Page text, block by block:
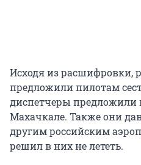
Исходя из расшифровки,
предложили пилотам
диспетчеры предложили
Махачкале. Также они
другим российским
решил в них не лететь.